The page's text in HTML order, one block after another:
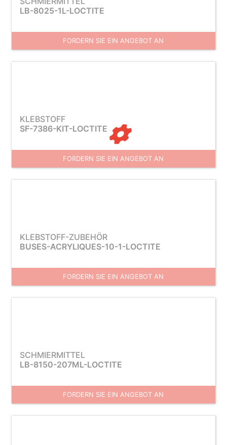
LB-8025-1L-LOCTITE
FORDERN SIE EIN ANGEBOT AN
KLEBSTOFF
SF-7386-KIT-LOCTITE
FORDERN SIE EIN ANGEBOT AN
KLEBSTOFF-ZUBEHÖR
BUSES-ACRYLIQUES-10-1-LOCTITE
FORDERN SIE EIN ANGEBOT AN
SCHMIERMITTEL
LB-8150-207ML-LOCTITE
FORDERN SIE EIN ANGEBOT AN